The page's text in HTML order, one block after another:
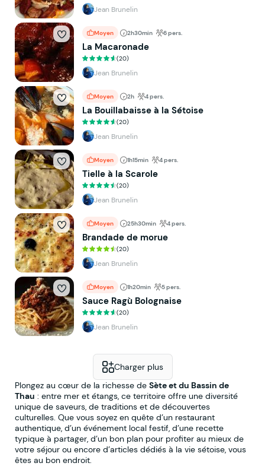
Jean Brunelin
Moyen 2h30min 6 pers.
La Macaronade
(20)
Jean Brunelin
Moyen 2h 4 pers.
La Bouillabaisse à la Sétoise
(20)
Jean Brunelin
Moyen 1h15min 4 pers.
Tielle à la Scarole
(20)
Jean Brunelin
Moyen 25h30min 4 pers.
Brandade de morue
(20)
Jean Brunelin
Moyen 1h20min 5 pers.
Sauce Ragù Bolognaise
(20)
Jean Brunelin
Charger plus
Plongez au cœur de la richesse de Sète et du Bassin de
Thau : entre mer et étangs, ce territoire offre une diversité
unique de saveurs, de traditions et de découvertes
culturelles. Que vous soyez en quête d’un restaurant
authentique, d’un événement local festif, d’une recette
typique à partager, d’un bon plan pour profiter au mieux de
votre séjour ou encore d’articles dédiés à la vie sétoise, vous
êtes au bon endroit.